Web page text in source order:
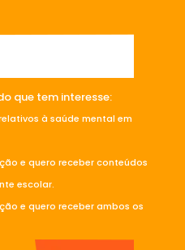
que tem interesse:
à saúde mental em
e quero receber conteúdos
escolar.
e quero receber ambos os